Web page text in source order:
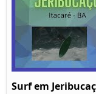
Surf em